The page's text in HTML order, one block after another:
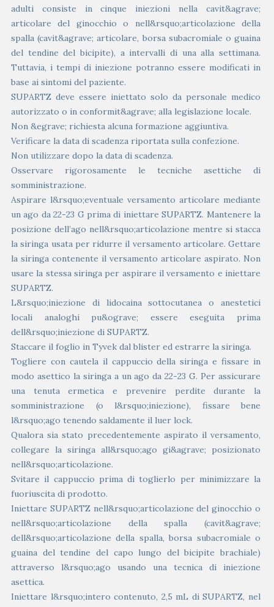
adulti consiste in cinque iniezioni nella cavit&agrave;
articolare del ginocchio o nell&rsquo;articolazione della
spalla (cavit&agrave; articolare, borsa subacromiale o guaina
del tendine del bicipite), a intervalli di una alla settimana.
Tuttavia, i tempi di iniezione potranno essere modificati in
base ai sintomi del paziente.
SUPARTZ deve essere iniettato solo da personale medico
autorizzato o in conformit&agrave; alla legislazione locale.
Non &egrave; richiesta alcuna formazione aggiuntiva.
Verificare la data di scadenza riportata sulla confezione.
Non utilizzare dopo la data di scadenza.
Osservare rigorosamente le tecniche asettiche di
somministrazione.
Aspirare l&rsquo;eventuale versamento articolare mediante
un ago da 22-23 G prima di iniettare SUPARTZ. Mantenere la
posizione dell’ago nell&rsquo;articolazione mentre si stacca
la siringa usata per ridurre il versamento articolare. Gettare
la siringa contenente il versamento articolare aspirato. Non
usare la stessa siringa per aspirare il versamento e iniettare
SUPARTZ.
L&rsquo;iniezione di lidocaina sottocutanea o anestetici
locali analoghi pu&ograve; essere eseguita prima
dell&rsquo;iniezione di SUPARTZ.
Staccare il foglio in Tyvek dal blister ed estrarre la siringa.
Togliere con cautela il cappuccio della siringa e fissare in
modo asettico la siringa a un ago da 22-23 G. Per assicurare
una tenuta ermetica e prevenire perdite durante la
somministrazione (o l&rsquo;iniezione), fissare bene
l&rsquo;ago tenendo saldamente il luer lock.
Qualora sia stato precedentemente aspirato il versamento,
collegare la siringa all&rsquo;ago gi&agrave; posizionato
nell&rsquo;articolazione.
Svitare il cappuccio prima di toglierlo per minimizzare la
fuoriuscita di prodotto.
Iniettare SUPARTZ nell&rsquo;articolazione del ginocchio o
nell&rsquo;articolazione della spalla (cavit&agrave;
dell&rsquo;articolazione della spalla, borsa subacromiale o
guaina del tendine del capo lungo del bicipite brachiale)
attraverso l&rsquo;ago usando una tecnica di iniezione
asettica.
Iniettare l&rsquo;intero contenuto, 2,5 mL di SUPARTZ, nel